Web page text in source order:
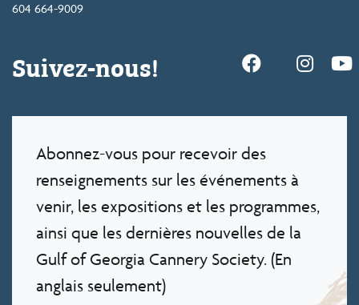
604 664-9009
Suivez-nous!
Abonnez-vous pour recevoir des
renseignements sur les événements à
venir, les expositions et les programmes,
ainsi que les dernières nouvelles de la
Gulf of Georgia Cannery Society. (En
anglais seulement)